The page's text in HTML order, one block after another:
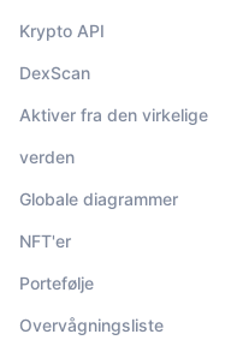
Krypto API
DexScan
Aktiver fra den virkelige
verden
Globale diagrammer
NFT'er
Portefølje
Overvågningsliste